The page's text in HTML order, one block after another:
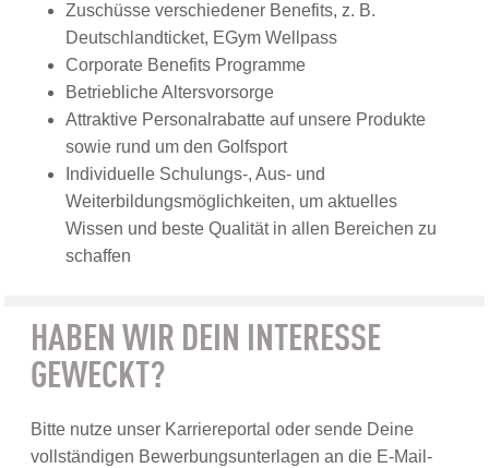
Zuschüsse verschiedener Benefits, z. B.
Deutschlandticket, EGym Wellpass
Corporate Benefits Programme
Betriebliche Altersvorsorge
Attraktive Personalrabatte auf unsere Produkte
sowie rund um den Golfsport
Individuelle Schulungs-, Aus- und
Weiterbildungsmöglichkeiten, um aktuelles
Wissen und beste Qualität in allen Bereichen zu
schaffen
HABEN WIR DEIN INTERESSE
GEWECKT?
Bitte nutze unser Karriereportal oder sende Deine
vollständigen Bewerbungsunterlagen an die E-Mail-